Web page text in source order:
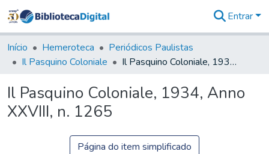
&
Coleções
Tudo na
Digital
Entrar
Início Hemeroteca
Periódicos Paulistas
Il Pasquino Coloniale
Il Pasquino Coloniale, 1934, Anno XXVIII, n. 1265
Il Pasquino Coloniale, 1934, Anno
XXVIII, n. 1265
Página do item simplificado